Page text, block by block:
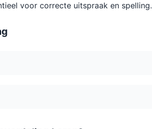
voor correcte uitspraak en spelling.